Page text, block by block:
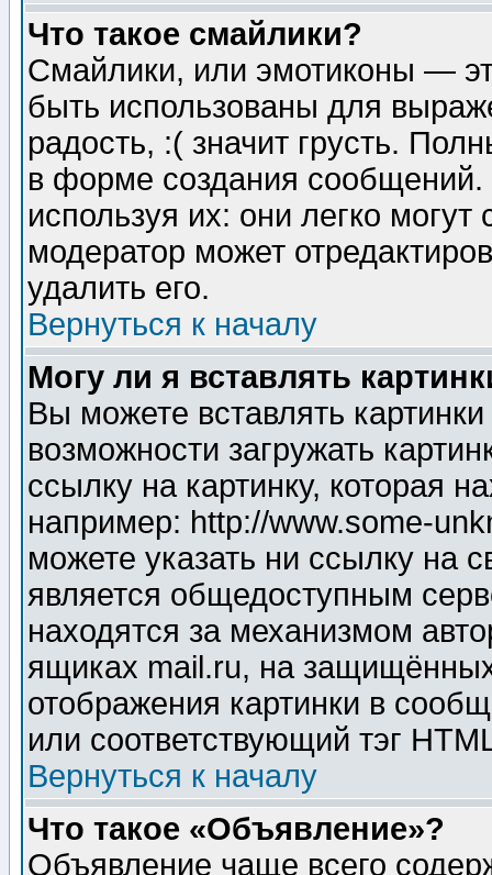
Что такое смайлики?
Смайлики, или эмотиконы —
быть использованы для
радость, :( значит грусть.
в форме создания сообщений.
используя их: они легко
модератор может
удалить его.
Вернуться к началу
Могу ли я вставлять
Вы можете вставлять
возможности загружать
ссылку на картинку, которая
например: http://www.some-
можете указать ни ссылку на
является общедоступным
находятся за механизмом
ящиках mail.ru, на
отображения картинки в
или соответствующий тэг
Вернуться к началу
Что такое «Объявление»?
Объявление чаще всего